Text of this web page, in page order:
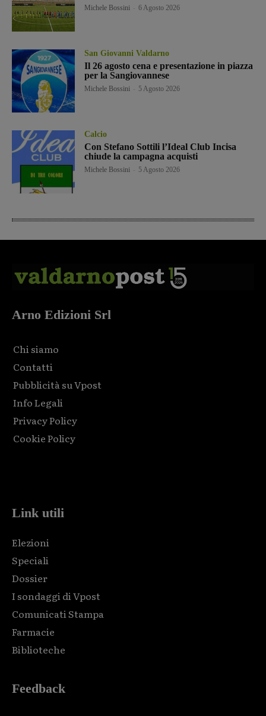
Michele Bossini 6 Agosto 2026
San Giovanni Valdarno
Il 26 agosto cena e presentazione in piazza
per la Sangiovannese
Michele Bossini 5 Agosto 2026
Calcio
Con Stefano Sottili l’Ideal Club Incisa
chiude la campagna acquisti
Michele Bossini 5 Agosto 2026
Arno Edizioni Srl
Chi siamo
Contatti
Pubblicità su Vpost
Info Legali
Privacy Policy
Cookie Policy
Link utili
Elezioni
Speciali
Dossier
I sondaggi di Vpost
Comunicati Stampa
Farmacie
Biblioteche
Feedback